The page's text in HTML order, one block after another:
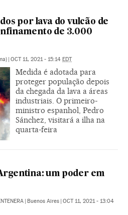
por lava do vulcão de
de 3.000
| OCT 11, 2021 - 15:14 EDT
Medida é adotada para
proteger população depois
da chegada da lava a áreas
industriais. O primeiro-
ministro espanhol, Pedro
Sánchez, visitará a ilha na
quarta-feira
um poder em
| Buenos Aires | OCT 11, 2021 - 13:04